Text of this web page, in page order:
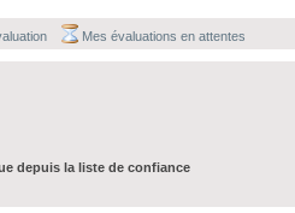
Mes évaluations en attentes
depuis la liste de confiance